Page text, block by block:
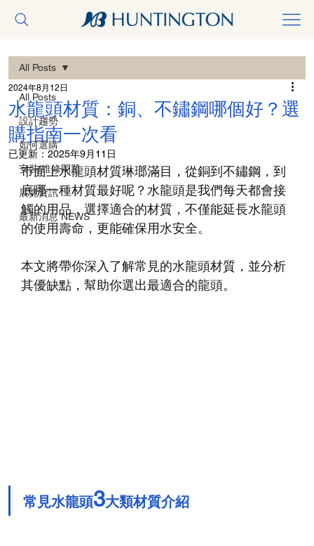
All Posts
設計趨勢
如何選購
安裝/維修問題
展覽資訊
最新消息 NEWS
All Posts
水龍頭材質：銅、不鏽鋼哪個好？選
購指南一次看
2024年8月12日
已更新： 2025年9月11日
市面上水龍頭材質琳瑯滿目，從銅到不鏽鋼，到
底哪一種材質最好呢？水龍頭是我們每天都會接
觸的用品，選擇適合的材質，不僅能延長水龍頭
的使用壽命，更能確保用水安全。
本文將帶你深入了解常見的水龍頭材質，並分析
其優缺點，幫助你選出最適合的龍頭。
常見水龍頭3大類材質介紹